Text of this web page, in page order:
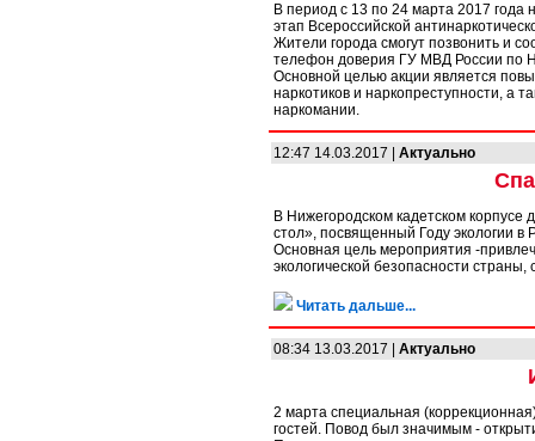
В период с 13 по 24 марта 2017 года
этап Всероссийской
Жители города смогут позвонить и
телефон доверия ГУ МВД России по
Основной целью акции является
наркотиков и наркопреступности, а
наркомании.
12:47 14.03.2017 | Актуально
В Нижегородском кадетском
стол», посвященный Году экологии в
Основная цель мероприятия -
экологической безопасности
Читать дальше...
08:34 13.03.2017 | Актуально
2 марта специальная
гостей. Повод был значимым -